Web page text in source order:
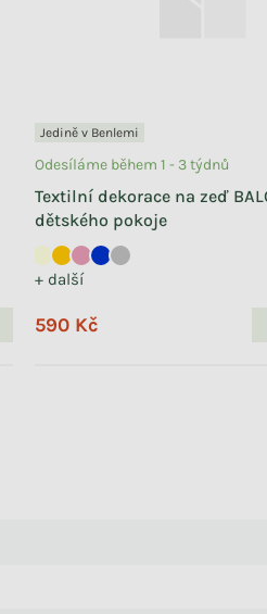
Jedině v Benlemi
Textilní dekorace na zeď
dětského pokoje
+ další
Odesíláme během 1 - 3 týdnů
590 Kč